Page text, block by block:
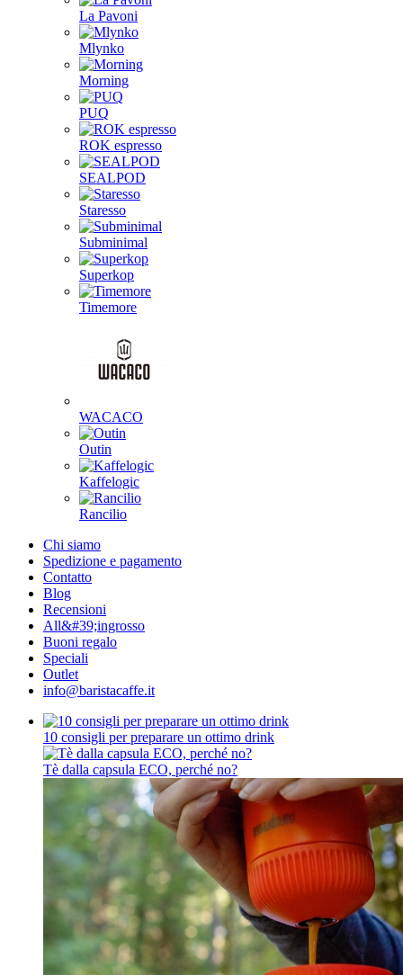
La Pavoni
Mlynko
Morning
PUQ
ROK espresso
SEALPOD
Staresso
Subminimal
Superkop
Timemore
WACACO
Outin
Kaffelogic
Rancilio
Chi siamo
Spedizione e pagamento
Contatto
Blog
Recensioni
All&#39;ingrosso
Buoni regalo
Speciali
Outlet
info@baristacaffe.it
10 consigli per preparare un ottimo drink
Tè dalla capsula ECO, perché no?